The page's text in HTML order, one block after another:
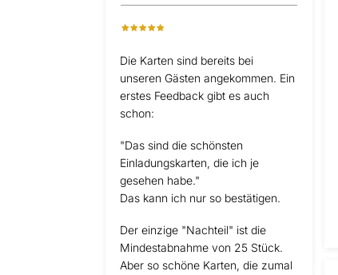
Die Karten sind bereits bei
unseren Gästen angekommen. Ein
erstes Feedback gibt es auch
schon:
"Das sind die schönsten
Einladungskarten, die ich je
gesehen habe."
Das kann ich nur so bestätigen.
Der einzige "Nachteil" ist die
Mindestabnahme von 25 Stück.
Aber so schöne Karten, die zumal